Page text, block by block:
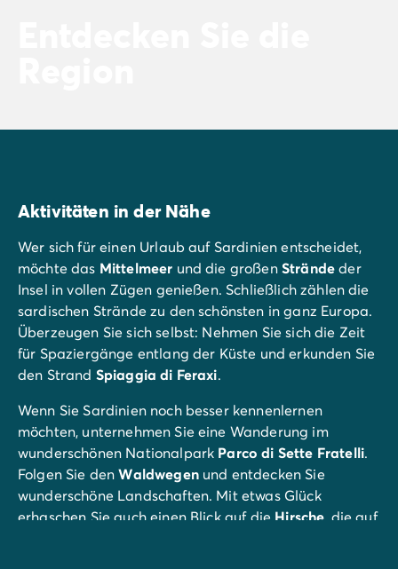
Aktivitäten in der Nähe
Wer sich für einen Urlaub auf Sardinien entscheidet,
möchte das Mittelmeer und die großenSträndeder
Insel in vollen Zügen genießen. Schließlich zählen die
sardischen Strände zu den schönsten in ganz Europa.
Überzeugen Sie sich selbst: Nehmen Sie sich die Zeit
für Spaziergänge entlang der Küste und erkunden Sie
den Strand Spiaggia di Feraxi.
Wenn Sie Sardinien noch besser kennenlernen
möchten, unternehmen Sie eine Wanderung im
wunderschönen Nationalpark Parco di Sette Fratelli.
Folgen Sie denWaldwegenund entdecken Sie
wunderschöne Landschaften. Mit etwas Glück
erhaschen Sie auch einen Blick auf die Hirsche , die auf